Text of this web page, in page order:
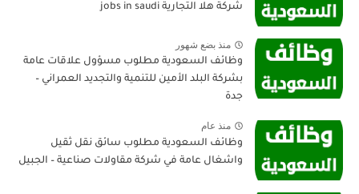
شركة هلا التجارية jobs in saudi
منذ بضع شهور
وظائف السعودية مطلوب مسؤول علاقات عامة
بشركة البلد الأمين للتنمية والتجديد العمراني –
جدة
منذ عام
وظائف السعودية مطلوب سائق نقل ثقيل
واشغال عامة في شركة مقاولات صناعية – الجبيل